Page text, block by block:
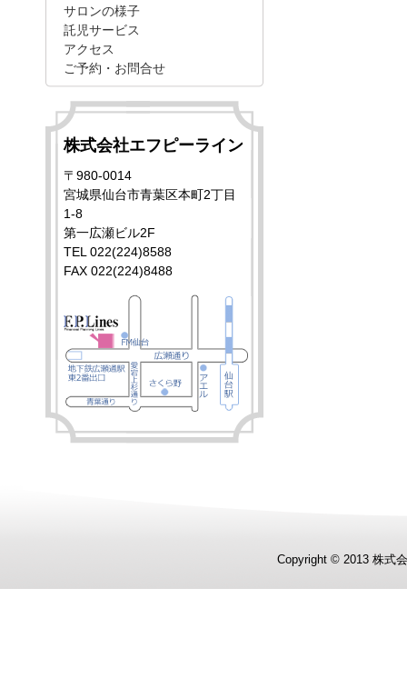
サロンの様子
託児サービス
アクセス
ご予約・お問合せ
株式会社エフピーライン
〒980-0014
宮城県仙台市青葉区本町2丁目
1-8
第一広瀬ビル2F
TEL 022(224)8588
FAX 022(224)8488
Copyright © 2013 株式